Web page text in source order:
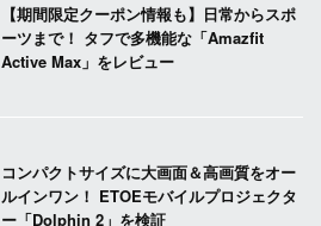
【期間限定クーポン情報も】日常からスポ
ーツまで！ タフで多機能な「Amazfit
Active Max」をレビュー
コンパクトサイズに大画面＆高画質をオー
ルインワン！ ETOEモバイルプロジェクタ
ー「Dolphin 2」を検証